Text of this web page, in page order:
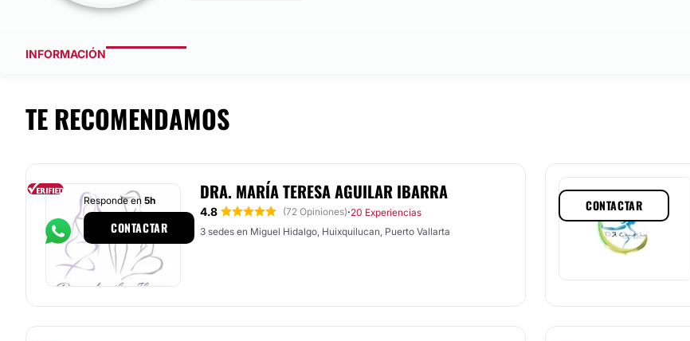
INFORMACIÓN
TE RECOMENDAMOS
DRA. MARÍA TERESA AGUILAR IBARRA
4.8 (72 Opiniones)·20 Experiencias
3 sedes en Miguel Hidalgo, Huixquilucan, Puerto Vallarta
Responde en 5h
CONTACTAR
CONTACTAR